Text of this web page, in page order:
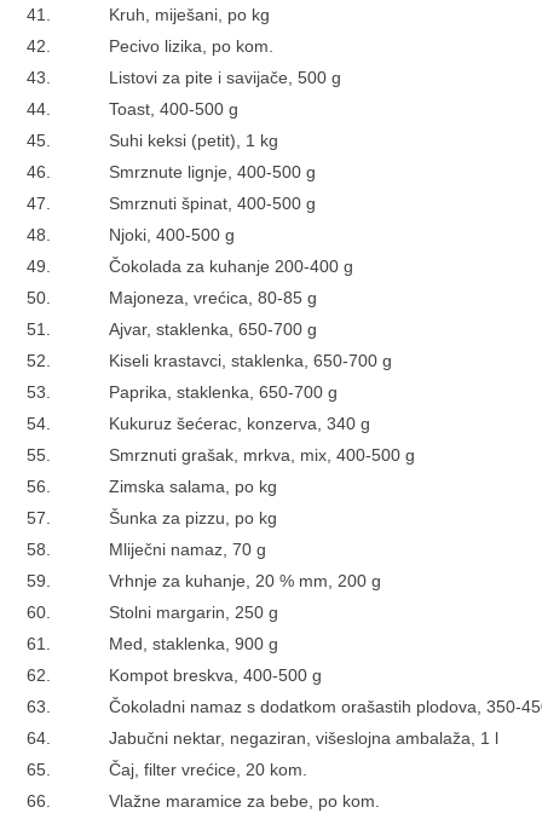
41.
Kruh, miješani, po kg
42.
Pecivo lizika, po kom.
43.
Listovi za pite i savijače, 500 g
44.
Toast, 400-500 g
45.
Suhi keksi (petit), 1 kg
46.
Smrznute lignje, 400-500 g
47.
Smrznuti špinat, 400-500 g
48.
Njoki, 400-500 g
49.
Čokolada za kuhanje 200-400 g
50.
Majoneza, vrećica, 80-85 g
51.
Ajvar, staklenka, 650-700 g
52.
Kiseli krastavci, staklenka, 650-700 g
53.
Paprika, staklenka, 650-700 g
54.
Kukuruz šećerac, konzerva, 340 g
55.
Smrznuti grašak, mrkva, mix, 400-500 g
56.
Zimska salama, po kg
57.
Šunka za pizzu, po kg
58.
Mliječni namaz, 70 g
59.
Vrhnje za kuhanje, 20 % mm, 200 g
60.
Stolni margarin, 250 g
61.
Med, staklenka, 900 g
62.
Kompot breskva, 400-500 g
63.
Čokoladni namaz s dodatkom orašastih plodova, 350-
64.
Jabučni nektar, negaziran, višeslojna ambalaža, 1 l
65.
Čaj, filter vrećice, 20 kom.
66.
Vlažne maramice za bebe, po kom.